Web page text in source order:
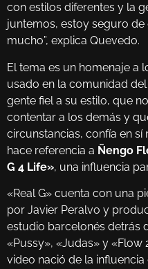
con estilos diferentes y la
juntemos, estoy seguro
mucho”, explica Quevedo.
El tema es un homenaje a
usado en la comunidad
gente fiel a su estilo, que
contentar a los demás y
circunstancias, confía en sí
hace referencia a Ñengo
G 4 Life», una influencia
«Real G» cuenta con una
por Javier Peralvo y
estudio barcelonés detrás
«Pussy», «Judas» y «Flow
video nació de la